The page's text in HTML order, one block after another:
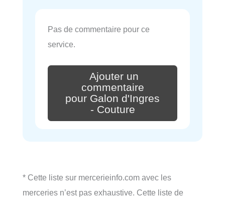
Pas de commentaire pour ce
service.
Ajouter un
commentaire
pour Galon d'Ingres
- Couture
* Cette liste sur mercerieinfo.com avec les
merceries n’est pas exhaustive. Cette liste de